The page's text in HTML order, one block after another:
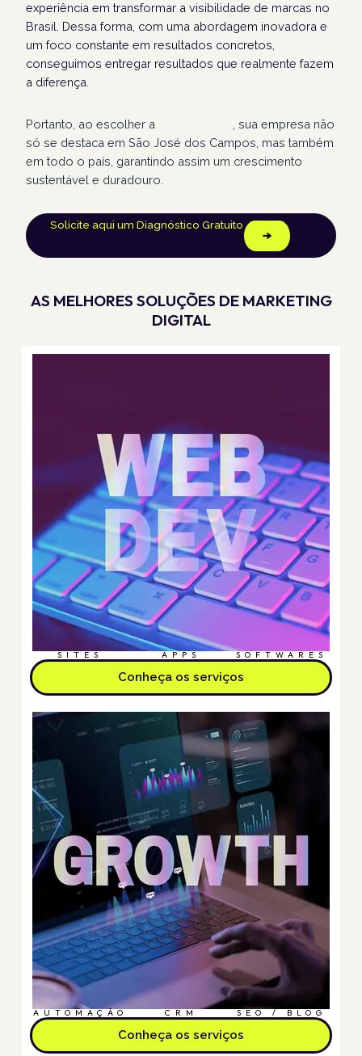
experiência em transformar a visibilidade de marcas no
Brasil. Dessa forma, com uma abordagem inovadora e
um foco constante em resultados concretos,
conseguimos entregar resultados que realmente fazem
a diferença.
Portanto, ao escolher a
, sua empresa não
só se destaca em São José dos Campos, mas também
em todo o país, garantindo assim um crescimento
sustentável e duradouro.
Solicite aqui um Diagnóstico Gratuito
AS MELHORES SOLUÇÕES DE MARKETING
DIGITAL
SITES APPS SOFTWARES
Conheça os serviços
AUTOMAÇÃO CRM SEO / BLOG
Conheça os serviços